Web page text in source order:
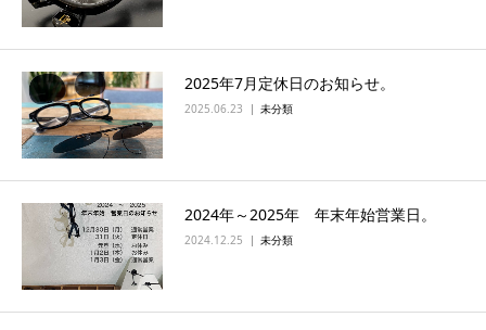
2025年7月定休日のお知らせ。
2025.06.23 未分類
2024年～2025年 年末年始営業日。
2024.12.25 未分類